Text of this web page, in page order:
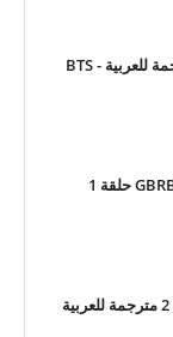
الحلقة 1 من بتس في الغابة مترجمة للعربية - BTS
برنامج GBRB: Reap What You Sow حلقة 1